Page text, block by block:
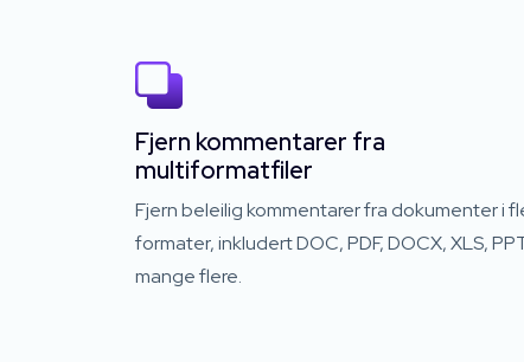
Fjern kommentarer fra
multiformatfiler
Fjern beleilig kommentarer fra dokumenter i
formater, inkludert DOC, PDF, DOCX, XLS,
mange flere.